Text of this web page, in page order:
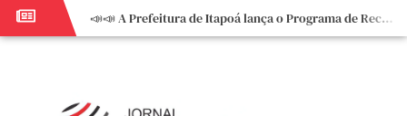
📣📣 A Prefeitura de Itapoá lança o Programa de Recuperação Fiscal (REFIS).
📢 Empreendedor do turismo, esta oportunidade é para você! Itapoá – SC.